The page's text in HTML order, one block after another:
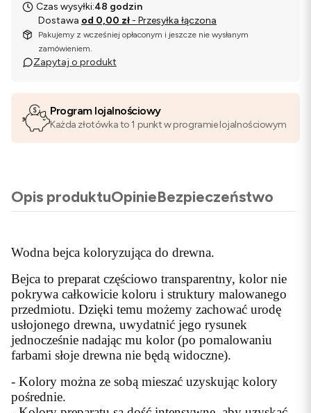
Czas wysyłki:48 godzin
Dostawa od 0,00 zł - Przesyłka łączona
Pakujemy z wcześniej opłaconym i jeszcze nie wysłanym
zamówieniem.
Zapytaj o produkt
Program lojalnościowy
Każda złotówka to 1 punkt w programie lojalnościowym
Opis produktuOpinieBezpieczeństwo
Wodna bejca koloryzująca do drewna.
Bejca to preparat częściowo transparentny, kolor nie
pokrywa całkowicie koloru i struktury malowanego
przedmiotu. Dzięki temu możemy zachować urodę
usłojonego drewna, uwydatnić jego rysunek
jednocześnie nadając mu kolor (po pomalowaniu
farbami słoje drewna nie będą widoczne).
- Kolory można ze sobą mieszać uzyskując kolory
pośrednie.